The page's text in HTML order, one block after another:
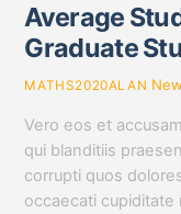
Average
Graduate
MATHS2020ALAN
Vero eos et
qui blanditiis
corrupti quos
occaecati cupiditate